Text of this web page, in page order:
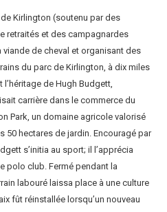
de Kirlington (soutenu par des
retraités et des campagnardes
de cheval et organisant des
du parc de Kirlington, à dix miles
l’héritage de Hugh Budgett,
carrière dans le commerce du
Park, un domaine agricole valorisé
50 hectares de jardin. Encouragé par
s’initia au sport; il l’apprécia
polo club. Fermé pendant la
labouré laissa place à une culture
fût réinstallée lorsqu’un nouveau